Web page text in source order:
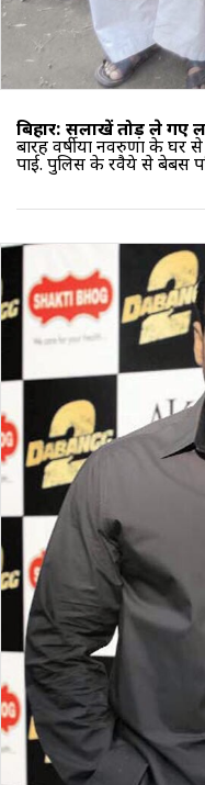
बिहार: सलाखें तोड़ ले गए
बारह वर्षीया नवरुणा के घर
पाई. पुलिस के रवैये से बेबस